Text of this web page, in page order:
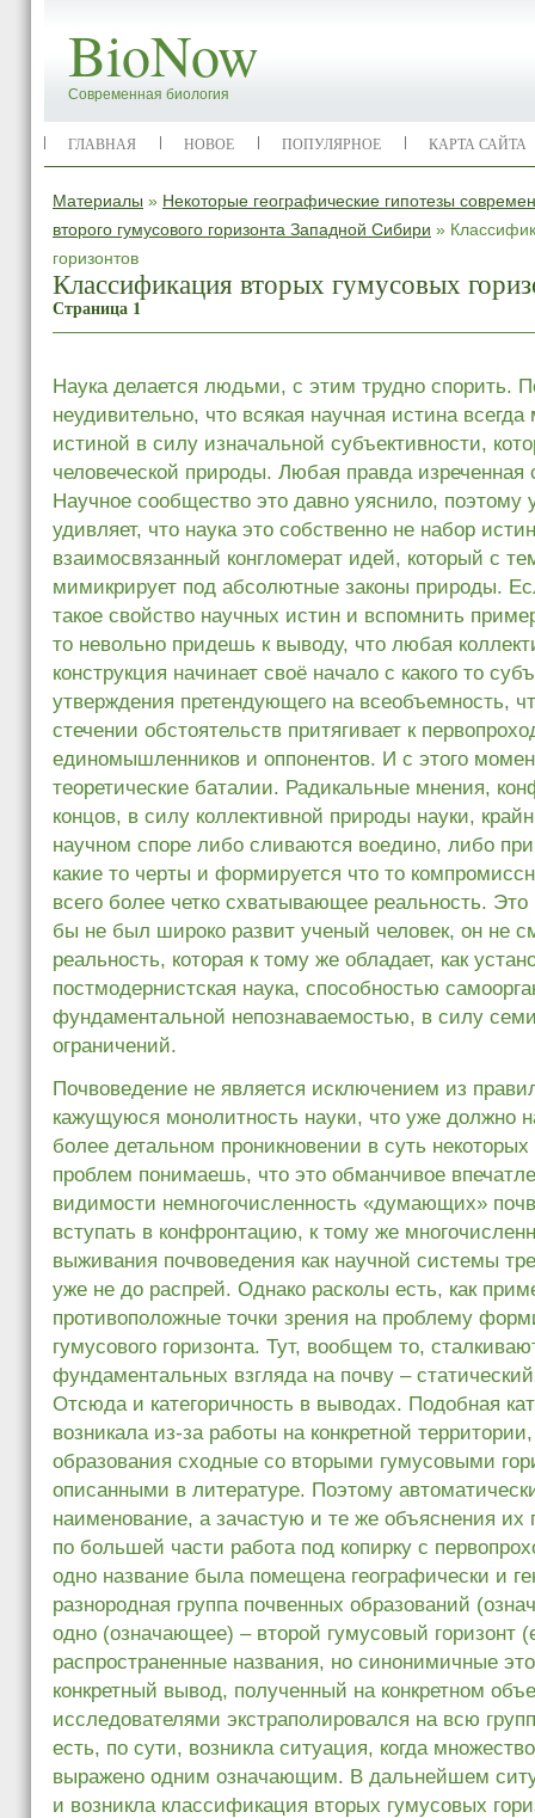
BioNow
Современная биология
ГЛАВНАЯ НОВОЕ ПОПУЛЯРНОЕ КАРТА САЙТА
Материалы » Некоторые географические гипотезы
второго гумусового горизонта Западной Сибири »
горизонтов
Классификация вторых гумусовых
Страница 1
Наука делается людьми, с этим трудно спорить.
неудивительно, что всякая научная истина всегда
истиной в силу изначальной субъективности,
человеческой природы. Любая правда
Научное сообщество это давно уяснило, поэтому
удивляет, что наука это собственно не набор
взаимосвязанный конгломерат идей, который с
мимикрирует под абсолютные законы природы.
такое свойство научных истин и вспомнить
то невольно придешь к выводу, что любая
конструкция начинает своё начало с какого то
утверждения претендующего на всеобъемность,
стечении обстоятельств притягивает к
единомышленников и оппонентов. И с этого
теоретические баталии. Радикальные мнения,
концов, в силу коллективной природы науки,
научном споре либо сливаются воедино, либо
какие то черты и формируется что то
всего более четко схватывающее реальность.
бы не был широко развит ученый человек, он не
реальность, которая к тому же обладает, как
постмодернистская наука, способностью
фундаментальной непознаваемостью, в силу
ограничений.
Почвоведение не является исключением из
кажущуюся монолитность науки, что уже должно
более детальном проникновении в суть некоторых
проблем понимаешь, что это обманчивое
видимости немногочисленность «думающих»
вступать в конфронтацию, к тому же
выживания почвоведения как научной системы
уже не до распрей. Однако расколы есть, как
противоположные точки зрения на проблему
гумусового горизонта. Тут, вообщем то,
фундаментальных взгляда на почву –
Отсюда и категоричность в выводах. Подобная
возникала из-за работы на конкретной
образования сходные со вторыми гумусовыми
описанными в литературе. Поэтому
наименование, а зачастую и те же объяснения
по большей части работа под копирку с
одно название была помещена географически и
разнородная группа почвенных образований
одно (означающее) – второй гумусовый горизонт
распространенные названия, но синонимичные
конкретный вывод, полученный на конкретном
исследователями экстраполировался на всю
есть, по сути, возникла ситуация, когда
выражено одним означающим. В дальнейшем
и возникла классификация вторых гумусовых